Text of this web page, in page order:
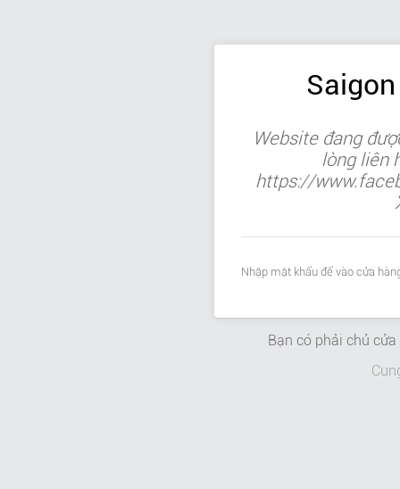
Website đang
lòng liên
https://
Nhập mật khẩu để vào cửa
Bạn có phải chủ